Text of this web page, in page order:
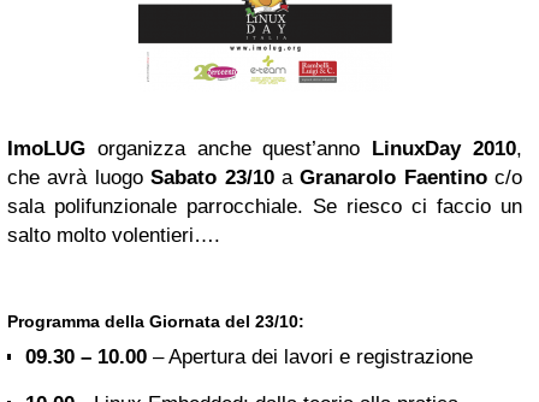
ImoLUG organizza anche quest’anno LinuxDay 2010,
che avrà luogoSabato 23/10aGranarolo Faentinoc/o
sala polifunzionale parrocchiale. Se riesco ci faccio un
salto molto volentieri….
Programma della Giornata del 23/10:
09.30 – 10.00 – Apertura dei lavori e registrazione